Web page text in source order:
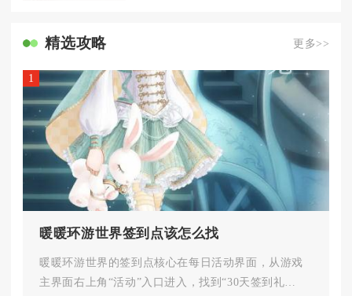
精选攻略 更多>>
1
暖暖环游世界签到点该怎么找
暖暖环游世界的签到点核心在每日活动界面，从游戏
主界面右上角“活动”入口进入，找到“30天签到礼